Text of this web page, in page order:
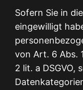
Sofern Sie in
eingewilligt
von Art. 6 Abs.
2 lit. a DSGVO,